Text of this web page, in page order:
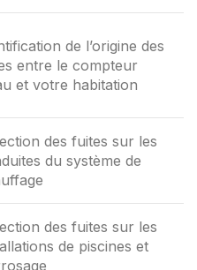
de l’origine des
entre le compteur
et votre habitation
des fuites sur les
du système de
des fuites sur les
de piscines et